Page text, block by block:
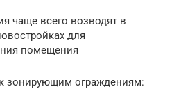
чаще всего возводят в
для
помещения
зонирующим ограждениям: